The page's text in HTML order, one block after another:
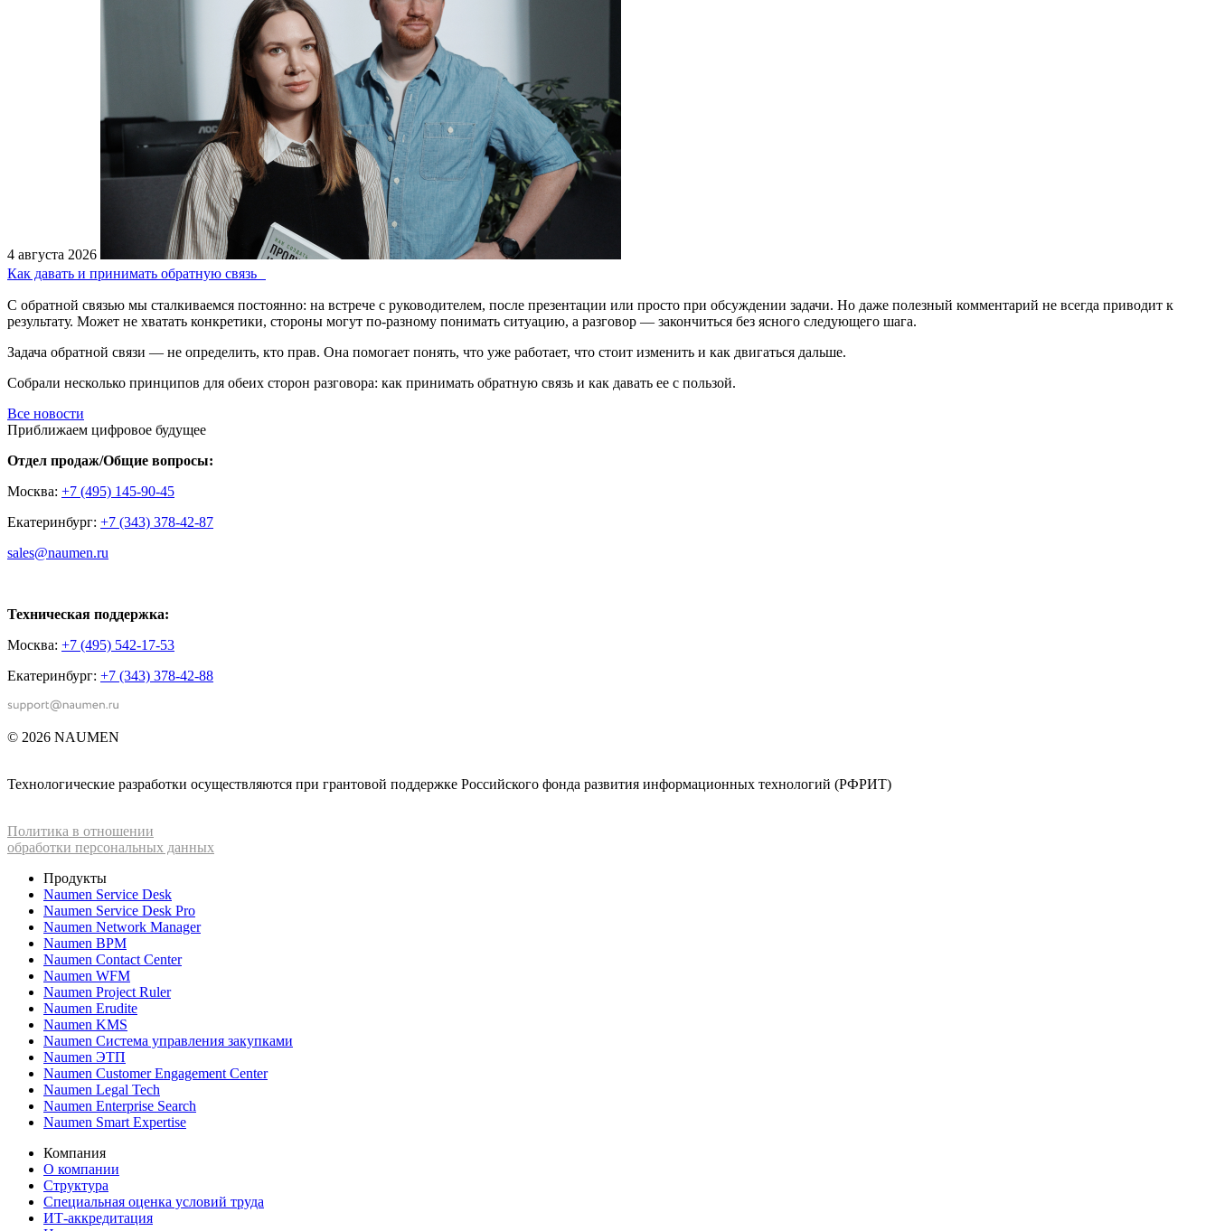
4 августа 2026
Как давать и принимать обратную связь
С обратной связью мы сталкиваемся постоянно: на встрече с руководителем, после презентации или просто при обсуждении задачи. Но даже полезный комментарий не всегда приводит к
результату. Может не хватать конкретики, стороны могут по-разному понимать ситуацию, а разговор — закончиться без ясного следующего шага.
Задача обратной связи — не определить, кто прав. Она помогает понять, что уже работает, что стоит изменить и как двигаться дальше.
Собрали несколько принципов для обеих сторон разговора: как принимать обратную связь и как давать ее с пользой.
Все новости
Приближаем цифровое будущее
Отдел продаж/Общие вопросы:
Москва: +7 (495) 145-90-45
Екатеринбург: +7 (343) 378-42-87
sales@naumen.ru
Техническая поддержка:
Москва: +7 (495) 542-17-53
Екатеринбург: +7 (343) 378-42-88
© 2026 NAUMEN
Технологические разработки осуществляются при грантовой поддержке Российского фонда развития информационных технологий (РФРИТ)
Политика в отношении
обработки персональных данных
Продукты
Naumen Service Desk
Naumen Service Desk Pro
Naumen Network Manager
Naumen BPM
Naumen Contact Center
Naumen WFM
Naumen Project Ruler
Naumen Erudite
Naumen KMS
Naumen Система управления закупками
Naumen ЭТП
Naumen Customer Engagement Center
Naumen Legal Tech
Naumen Enterprise Search
Naumen Smart Expertise
Компания
О компании
Структура
Специальная оценка условий труда
ИТ-аккредитация